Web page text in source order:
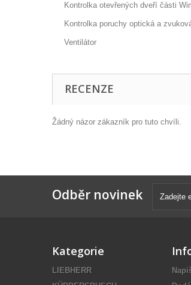
Kontrolka otevřených dveří části
Kontrolka poruchy optická a
Ventilátor
RECENZE
Žádný názor zákazník pro tuto chvíli.
Odběr novinek
Kategorie
LIEBHERR